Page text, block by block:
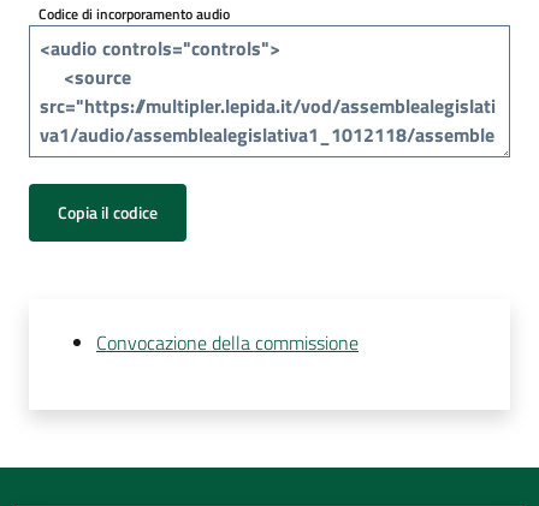
i
cittadini
Codice di incorporamento audio
Copia il codice
Convocazione della commissione